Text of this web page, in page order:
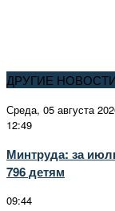
ДРУГИЕ
Среда, 05 августа
12:49
Минтруда: за
796 детям
09:44